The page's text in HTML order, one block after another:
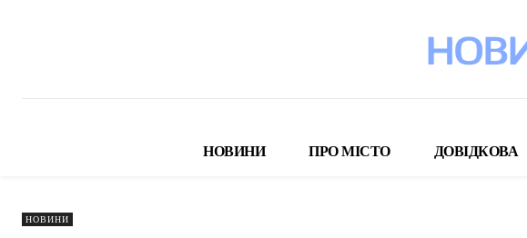
НОВИНИ ПРО МІСТО ДОВІДКОВА
НОВИНИ